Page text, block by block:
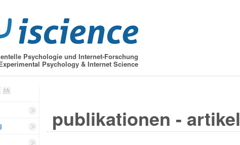
Psychologie und Internet-Forschung
Psychology & Internet Science
publikationen - artikel